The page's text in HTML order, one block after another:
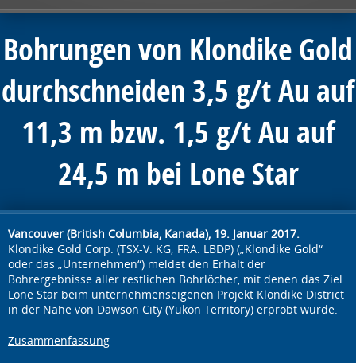
Bohrungen von Klondike Gold
durchschneiden 3,5 g/t Au auf
11,3 m bzw. 1,5 g/t Au auf
24,5 m bei Lone Star
Vancouver (British Columbia, Kanada), 19. Januar 2017.
Klondike Gold Corp. (TSX-V: KG; FRA: LBDP) („Klondike Gold“
oder das „Unternehmen“) meldet den Erhalt der
Bohrergebnisse aller restlichen Bohrlöcher, mit denen das Ziel
Lone Star beim unternehmenseigenen Projekt Klondike District
in der Nähe von Dawson City (Yukon Territory) erprobt wurde.
Zusammenfassung